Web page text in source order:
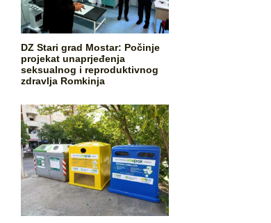
DZ Stari grad Mostar: Počinje
projekat unaprjeđenja
seksualnog i reproduktivnog
zdravlja Romkinja